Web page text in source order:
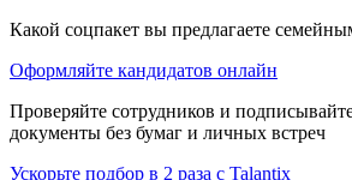
Какой соцпакет вы предлагаете
Оформляйте кандидатов онлайн
Проверяйте сотрудников и
документы без бумаг и личных встреч
Ускорьте подбор в 2 раза с Talantix